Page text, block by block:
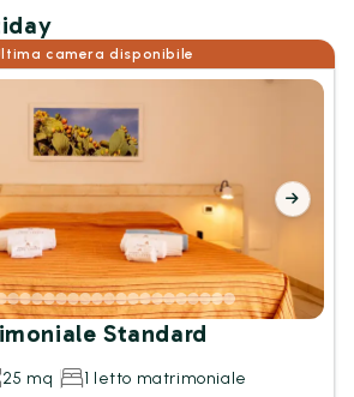
camera disponibile
Standard
25 mq 1 letto matrimoniale